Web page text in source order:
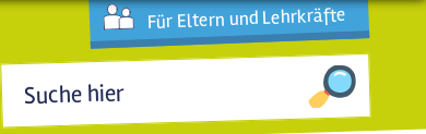
Für Eltern und Lehrkräfte
Suchformular